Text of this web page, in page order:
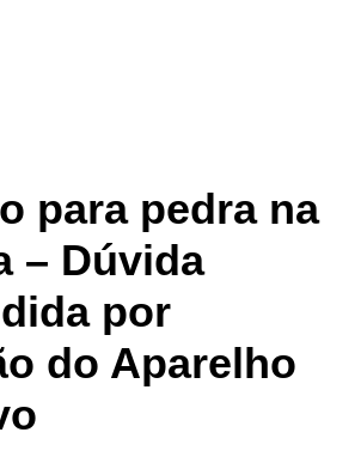
para pedra na
– Dúvida
por
do Aparelho